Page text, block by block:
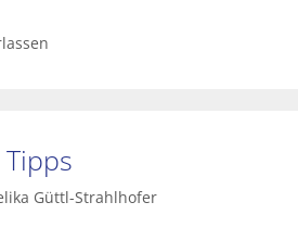
Güttl-Strahlhofer